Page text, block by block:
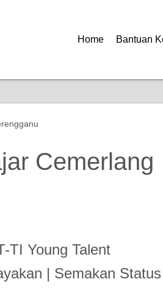
Home Bantuan
Cemerlang
TI Young Talent
| Semakan Status